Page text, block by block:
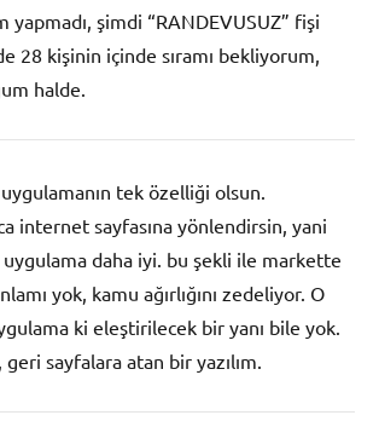
yapmadı, şimdi “RANDEVUSUZ” fişi
28 kişinin içinde sıramı bekliyorum,
halde.
tek özelliği olsun.
internet sayfasına yönlendirsin, yani
uygulama daha iyi. bu şekli ile markette
yok, kamu ağırlığını zedeliyor. O
ki eleştirilecek bir yanı bile yok.
sayfalara atan bir yazılım.